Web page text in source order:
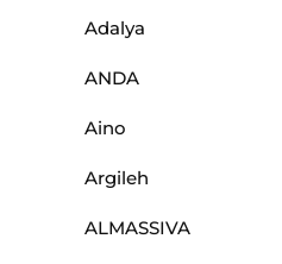
Adalya
ANDA
Aino
Argileh
ALMASSIVA